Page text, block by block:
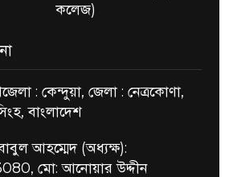
কলেজ)
: কেন্দুয়া, জেলা : নেত্রকোণা,
বাংলাদেশ
আহম্মেদ (অধ্যক্ষ):
মো: আনোয়ার উদ্দীন